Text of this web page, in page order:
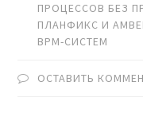
ПРОЦЕССОВ БЕЗ
ПЛАНФИКС И
BPM-СИСТЕМ
ОСТАВИТЬ